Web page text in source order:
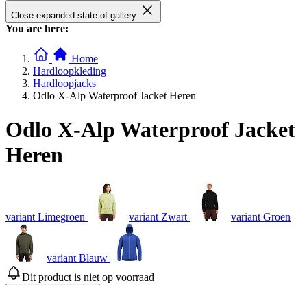
Close expanded state of gallery
You are here:
Home
Hardloopkleding
Hardloopjacks
Odlo X-Alp Waterproof Jacket Heren
Odlo X-Alp Waterproof Jacket
Heren
variant Limegroen variant Zwart variant Groen
variant Blauw
Dit product is niet op voorraad